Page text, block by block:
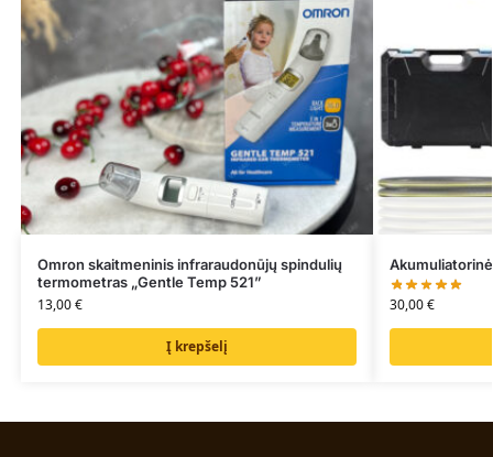
Omron skaitmeninis infraraudonūjų spindulių
termometras „Gentle Temp 521”
13,00€
Į krepšelį
30,00€